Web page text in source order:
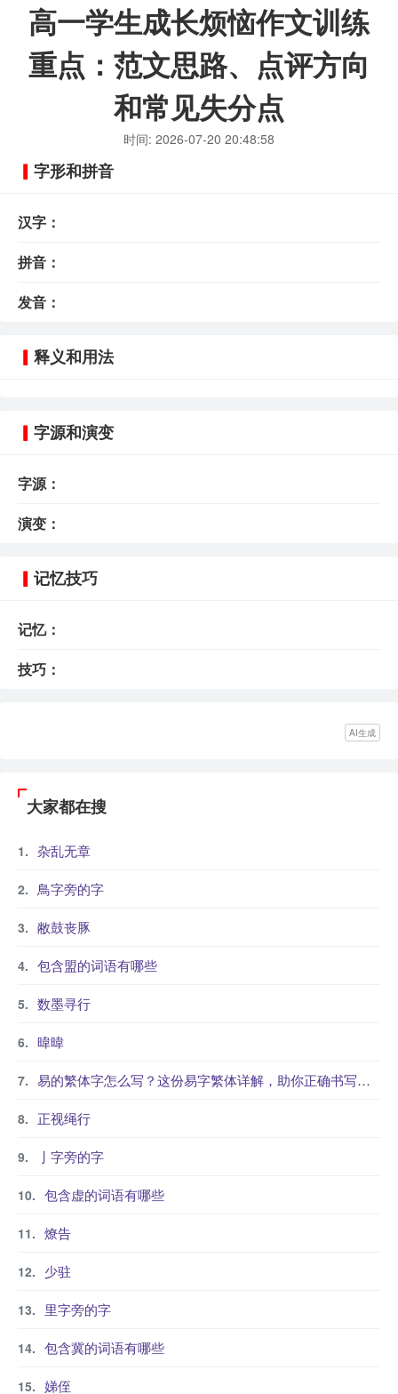
高一学生成长烦恼作文训练
重点：范文思路、点评方向
和常见失分点
时间: 2026-07-20 20:48:58
字形和拼音
汉字：
拼音：
发音：
释义和用法
字源和演变
字源：
演变：
记忆技巧
记忆：
技巧：
AI生成
大家都在搜
杂乱无章
鳥字旁的字
敝鼓丧豚
包含盟的词语有哪些
数墨寻行
暐暐
易的繁体字怎么写？这份易字繁体详解，助你正确书写汉字_汉字繁体学习
正视绳行
亅字旁的字
包含虚的词语有哪些
燎告
少驻
里字旁的字
包含冀的词语有哪些
娣侄